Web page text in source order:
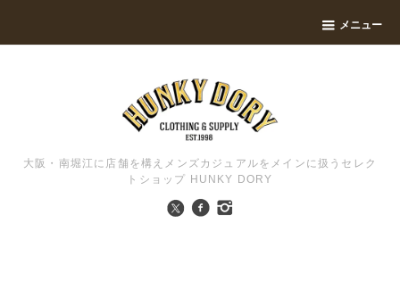
メニュー
大阪・南堀江に店舗を構えメンズカジュアルをメインに扱うセレク
トショップ HUNKY DORY